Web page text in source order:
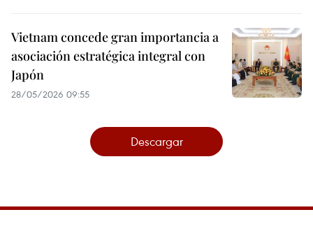
Vietnam concede gran importancia a
asociación estratégica integral con
Japón
28/05/2026 09:55
Descargar